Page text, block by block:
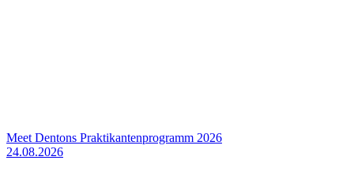
Meet Dentons Praktikantenprogramm 2026
24.08.2026